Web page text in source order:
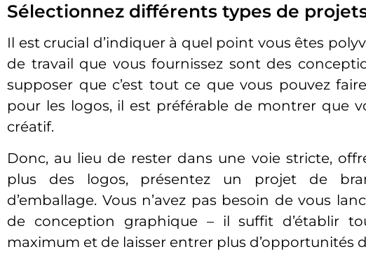
Sélectionnez différents types de
Il est crucial d’indiquer à quel point vous êtes
de travail que vous fournissez sont des
supposer que c’est tout ce que vous pouvez
pour les logos, il est préférable de montrer que
créatif.
Donc, au lieu de rester dans une voie stricte,
plus des logos, présentez un projet de
d’emballage. Vous n’avez pas besoin de vous
de conception graphique – il suffit d’établir
maximum et de laisser entrer plus d’opportunités